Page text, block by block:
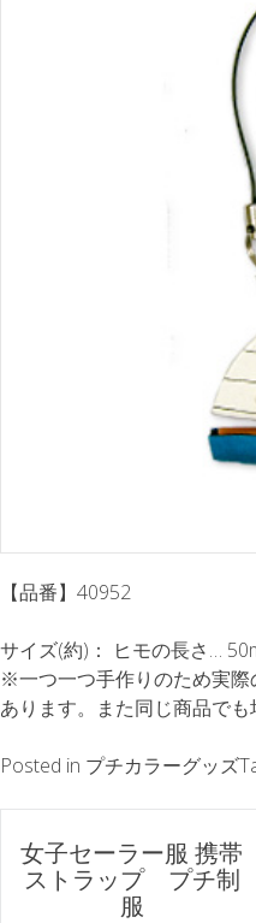
【品番】40952
サイズ(約)： ヒモの長さ…
※一つ一つ手作りのため実
あります。また同じ商品でも
Posted in プチカラーグッズ
ポ
ス
女子セーラー服 携帯
ストラップ プチ制
服